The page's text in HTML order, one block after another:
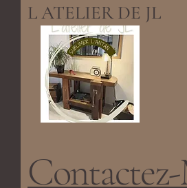
L ATELIER DE JL